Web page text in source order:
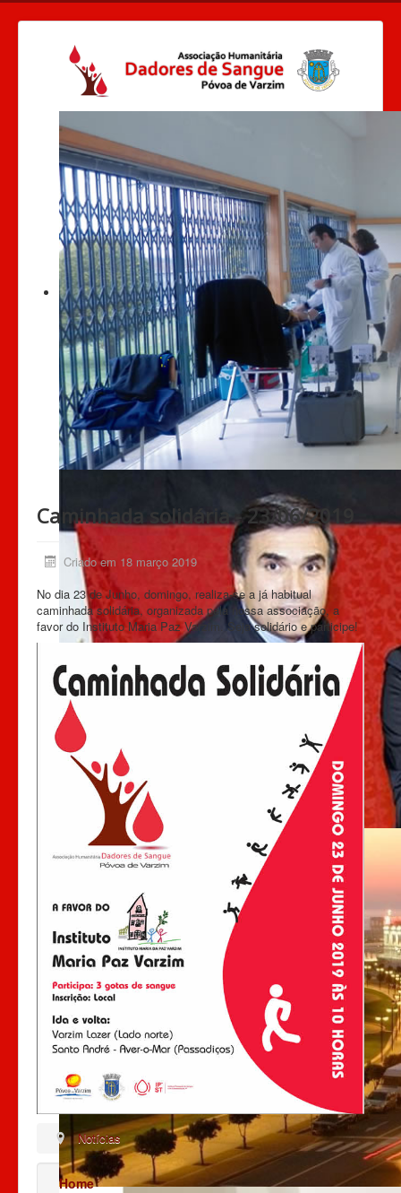
Caminhada solidária - 23/06/2019
Criado em 18 março 2019
No dia 23 de Junho, domingo, realiza-se a já habitual
caminhada solidária, organizada pela nossa associação, a
favor do Instituto Maria Paz Varzim. Seja solidário e participe!
Notícias
Home